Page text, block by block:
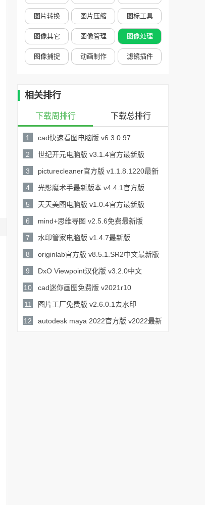
图片转换 图片压缩 图标工具
图像其它 图像管理 图像处理
图像捕捉 动画制作 滤镜插件
相关排行
下载周排行 下载总排行
1
cad快速看图电脑版 v6.3.0.97
35.75MB /
2
世纪开元电脑版 v3.1.4官方最新版
8.56MB /
3
picturecleaner官方版 v1.1.8.1220最新
版
32.4MB /
4
光影魔术手最新版本 v4.4.1官方版
19.1MB /
5
天天美图电脑版 v1.0.4官方最新版
3.21MB /
6
mind+思维导图 v2.5.6免费最新版
134MB /
7
水印管家电脑版 v1.4.7最新版
1.80MB /
8
originlab官方版 v8.5.1.SR2中文最新版
275.21MB /
9
DxO Viewpoint汉化版 v3.2.0中文
79.2MB /
10
cad迷你画图免费版 v2021r10
39.2MB /
11
图片工厂免费版 v2.6.0.1去水印
77.0MB /
12
autodesk maya 2022官方版 v2022最新